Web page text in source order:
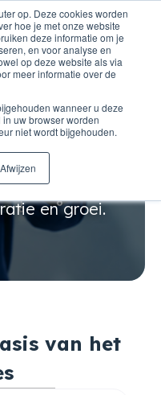
op. Deze cookies worden
hoe je met onze website
deze informatie om je
en voor analyse en
op deze website als via
meer informatie over de
wanneer u deze
uw browser worden
niet wordt bijgehouden.
Afwijzen
en groei.
van het